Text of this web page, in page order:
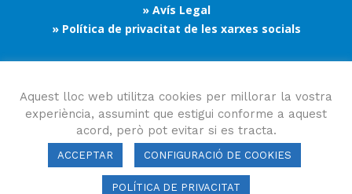
» Avís Legal
» Política de privacitat de les xarxes socials
Segueix-nos
Aquest lloc web utilitza cookies per millorar la vostra
experiència, assumint que estigui conforme a aquest
acord, però pot evitar si es tracta.
ACCEPTAR CONFIGURACIÓ DE COOKIES
POLÍTICA DE PRIVACITAT